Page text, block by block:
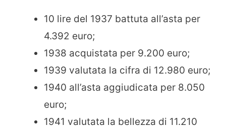
10 lire del 1937 battuta all’asta per
4.392 euro;
1938 acquistata per 9.200 euro;
1939 valutata la cifra di 12.980 euro;
1940 all’asta aggiudicata per 8.050
euro;
1941 valutata la bellezza di 11.210